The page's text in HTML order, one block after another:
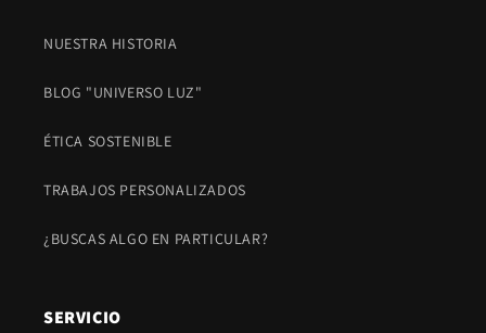
NUESTRA HISTORIA
BLOG "UNIVERSO LUZ"
ÉTICA SOSTENIBLE
TRABAJOS PERSONALIZADOS
¿BUSCAS ALGO EN PARTICULAR?
SERVICIO